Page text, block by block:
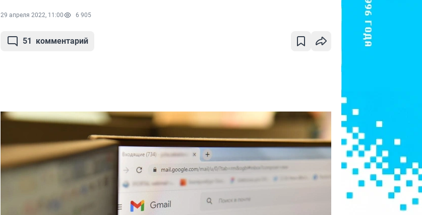
29 апреля 2022, 11:00 6 905
51 комментарий